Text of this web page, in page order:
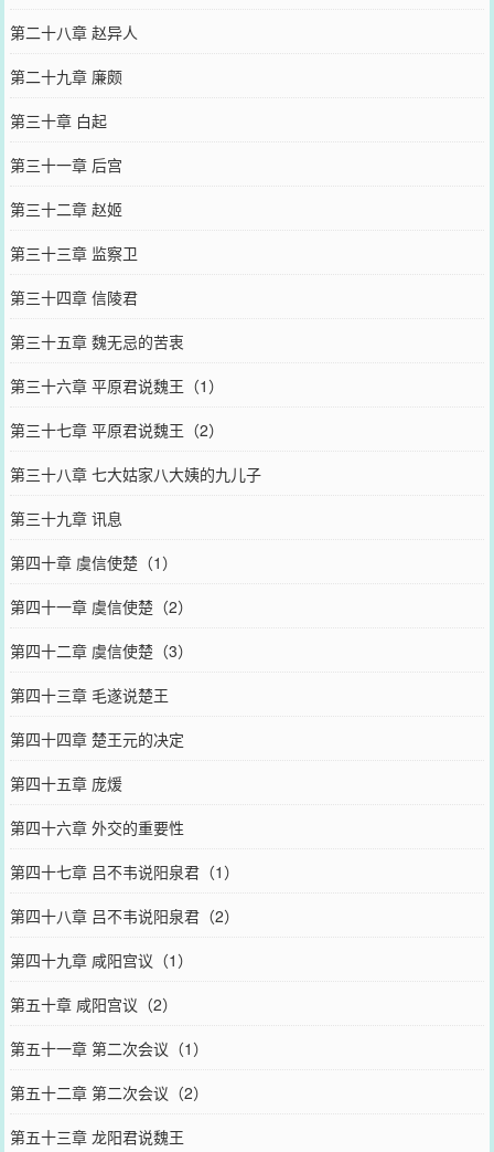
第二十八章 赵异人
第二十九章 廉颇
第三十章 白起
第三十一章 后宫
第三十二章 赵姬
第三十三章 监察卫
第三十四章 信陵君
第三十五章 魏无忌的苦衷
第三十六章 平原君说魏王（1）
第三十七章 平原君说魏王（2）
第三十八章 七大姑家八大姨的九儿子
第三十九章 讯息
第四十章 虞信使楚（1）
第四十一章 虞信使楚（2）
第四十二章 虞信使楚（3）
第四十三章 毛遂说楚王
第四十四章 楚王元的决定
第四十五章 庞煖
第四十六章 外交的重要性
第四十七章 吕不韦说阳泉君（1）
第四十八章 吕不韦说阳泉君（2）
第四十九章 咸阳宫议（1）
第五十章 咸阳宫议（2）
第五十一章 第二次会议（1）
第五十二章 第二次会议（2）
第五十三章 龙阳君说魏王